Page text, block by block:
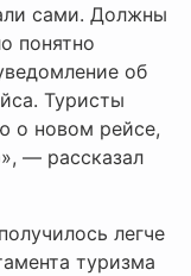
сами. Должны
понятно
об
Туристы
о новом рейсе,
— рассказал
легче
туризма